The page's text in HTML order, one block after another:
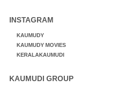
INSTAGRAM
KAUMUDY
KAUMUDY MOVIES
KERALAKAUMUDI
KAUMUDI GROUP